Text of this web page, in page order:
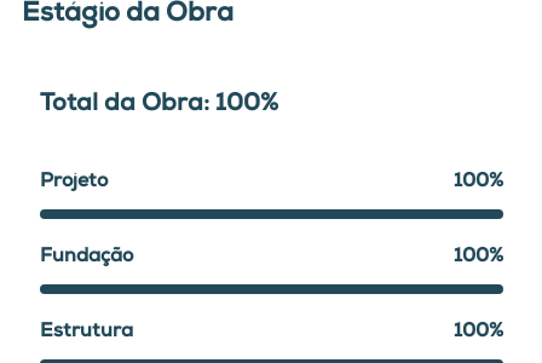
Estágio da Obra
Total da Obra: 100%
Projeto 100%
Fundação 100%
Estrutura 100%